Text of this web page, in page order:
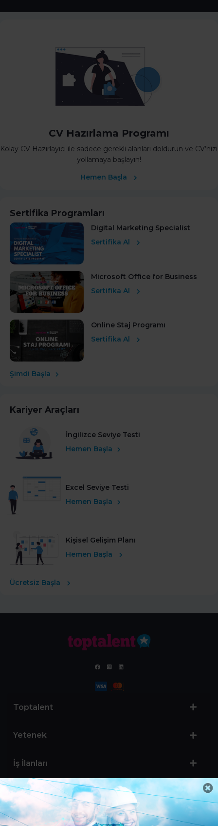
CV Hazırlama Programı
Kolay CV Hazırlayıcı ile sadece gerekli alanları doldurun ve CV’nizi
yollamaya başlayın!
Hemen Başla
Sertifika Programları
Digital Marketing Specialist
Sertifika Al
Microsoft Office for Business
Sertifika Al
Online Staj Programı
Sertifika Al
Şimdi Başla
Kariyer Araçları
İngilizce Seviye Testi
Hemen Başla
Excel Seviye Testi
Hemen Başla
Kişisel Gelişim Planı
Hemen Başla
Ücretsiz Başla
Toptalent
Yetenek
İş İlanları
Sertifika Programları
Yetenek Testleri